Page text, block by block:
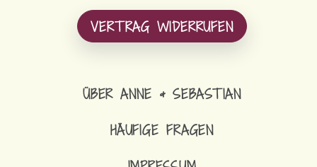
VERTRAG WIDERRUFEN
ÜBER ANNE & SEBASTIAN
HÄUFIGE FRAGEN